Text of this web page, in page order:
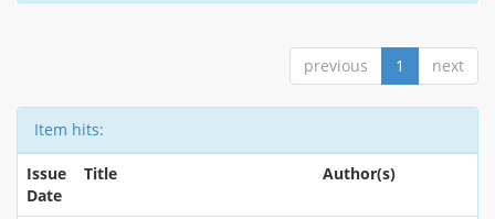
previous 1 next
Item hits:
Issue
Date
Title Author(s)